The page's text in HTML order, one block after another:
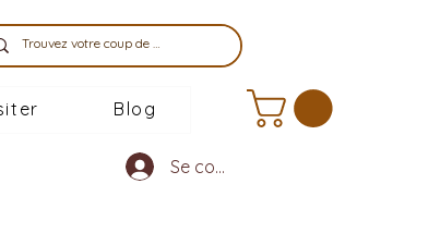
Blog
Se connecter